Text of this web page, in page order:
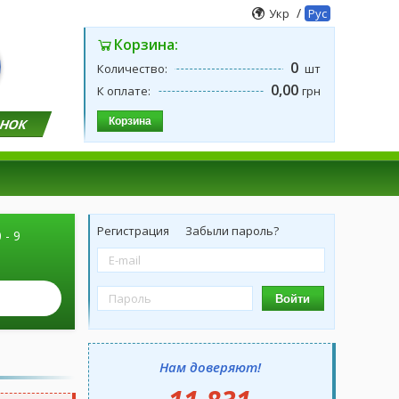
Укр / Рус
Корзина:
Количество: 0 шт
К оплате:
0,00 грн
Корзина
- 9
Регистрация Забыли пароль?
Войти
Нам доверяют!